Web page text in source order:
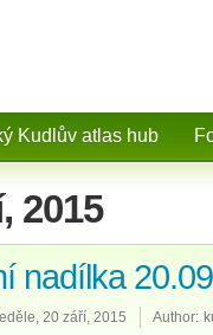
Kudlův atlas hub
2015
nadílka
20 září, 2015 Author: